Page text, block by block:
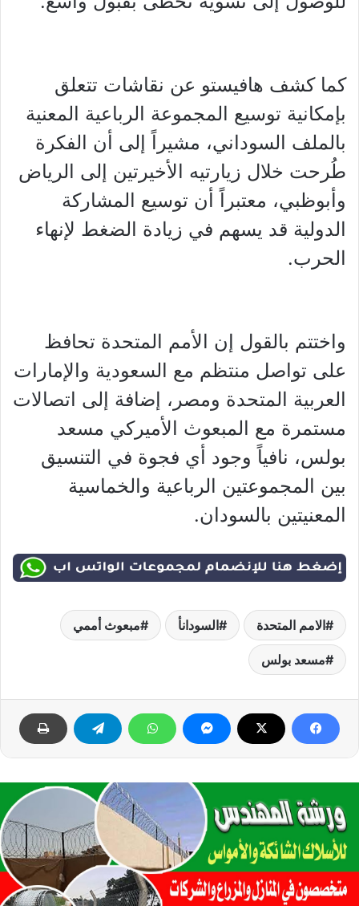
كما كشف هافيستو عن نقاشات تتعلق
بإمكانية توسيع المجموعة الرباعية المعنية
بالملف السوداني، مشيراً إلى أن الفكرة
طُرحت خلال زيارتيه الأخيرتين إلى الرياض
وأبوظبي، معتبراً أن توسيع المشاركة
الدولية قد يسهم في زيادة الضغط لإنهاء
الحرب.
واختتم بالقول إن الأمم المتحدة تحافظ
على تواصل منتظم مع السعودية والإمارات
العربية المتحدة ومصر، إضافة إلى اتصالات
مستمرة مع المبعوث الأميركي مسعد
بولس، نافياً وجود أي فجوة في التنسيق
بين المجموعتين الرباعية والخماسية
المعنيتين بالسودان.
الامم المتحدة السودانأ مبعوث أممي
مسعد بولس